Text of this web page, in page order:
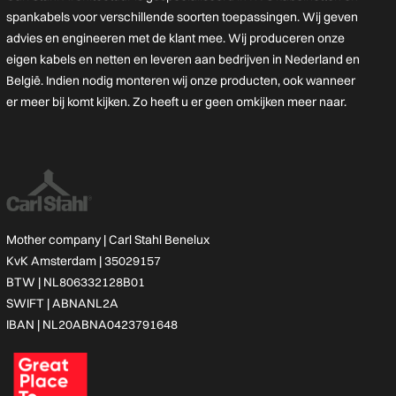
spankabels voor verschillende soorten toepassingen. Wij geven
advies en engineeren met de klant mee. Wij produceren onze
eigen kabels en netten en leveren aan bedrijven in Nederland en
België. Indien nodig monteren wij onze producten, ook wanneer
er meer bij komt kijken. Zo heeft u er geen omkijken meer naar.
Mother company |Carl Stahl Benelux
KvK Amsterdam | 35029157
BTW | NL806332128B01
SWIFT | ABNANL2A
IBAN | NL20ABNA0423791648